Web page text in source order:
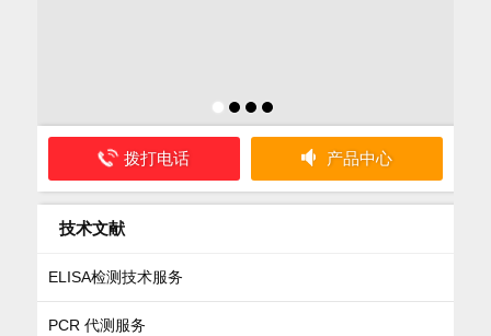
拨打电话 产品中心
技术文献
ELISA检测技术服务
PCR 代测服务